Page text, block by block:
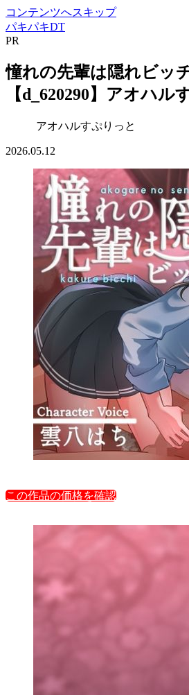
コンテンツへスキップ
パキパキDT
PR
憧れの先輩は隠れビッ
【d_620290】アオハル
アオハルすぷりっと
2026.05.12
この作品の価格を確認